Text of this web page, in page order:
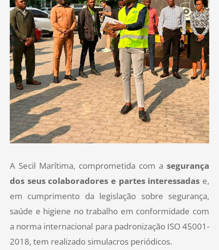
A Secil Marítima, comprometida com a segurança
dos seus colaboradores e partes interessadas e,
em cumprimento da legislação sobre segurança,
saúde e higiene no trabalho em conformidade com
a norma internacional para padronização ISO 45001-
2018, tem realizado simulacros periódicos.